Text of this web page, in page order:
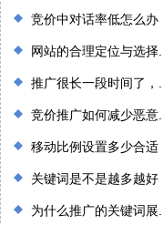
竞价中对话率低怎么办
网站的合理定位与选择...
推广很长一段时间了，...
竞价推广如何减少恶意...
移动比例设置多少合适
关键词是不是越多越好
为什么推广的关键词展...